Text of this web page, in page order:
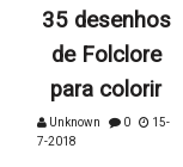
35 desenhos
de Folclore
para colorir
Unknown 0
15-
7-2018